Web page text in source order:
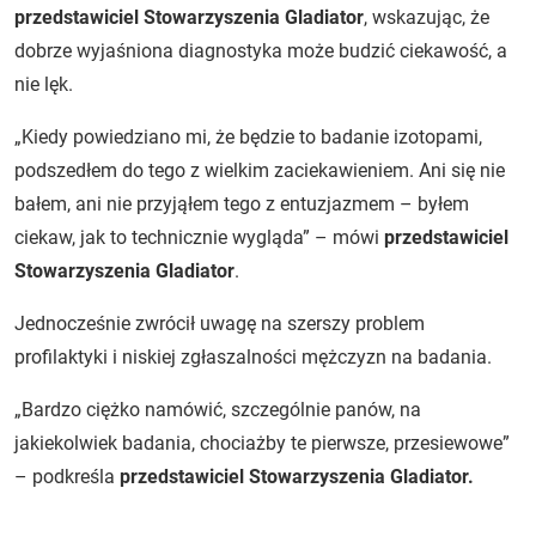
przedstawiciel Stowarzyszenia Gladiator, wskazując, że
dobrze wyjaśniona diagnostyka może budzić ciekawość, a
nie lęk.
„Kiedy powiedziano mi, że będzie to badanie izotopami,
podszedłem do tego z wielkim zaciekawieniem. Ani się nie
bałem, ani nie przyjąłem tego z entuzjazmem – byłem
ciekaw, jak to technicznie wygląda” – mówi przedstawiciel
Stowarzyszenia Gladiator.
Jednocześnie zwrócił uwagę na szerszy problem
profilaktyki i niskiej zgłaszalności mężczyzn na badania.
„Bardzo ciężko namówić, szczególnie panów, na
jakiekolwiek badania, chociażby te pierwsze, przesiewowe”
– podkreśla przedstawiciel Stowarzyszenia Gladiator.